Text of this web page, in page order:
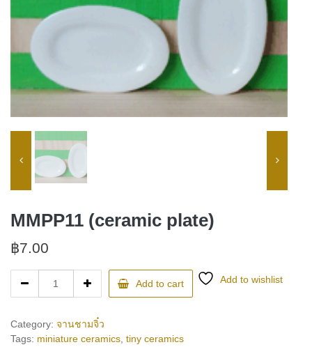
MMPP11 (ceramic plate)
฿7.00
(ceramic
quantity
Add to cart Add to wishlist
Category: จานชามจิ๋ว
Tags: miniature ceramics tiny ceramics